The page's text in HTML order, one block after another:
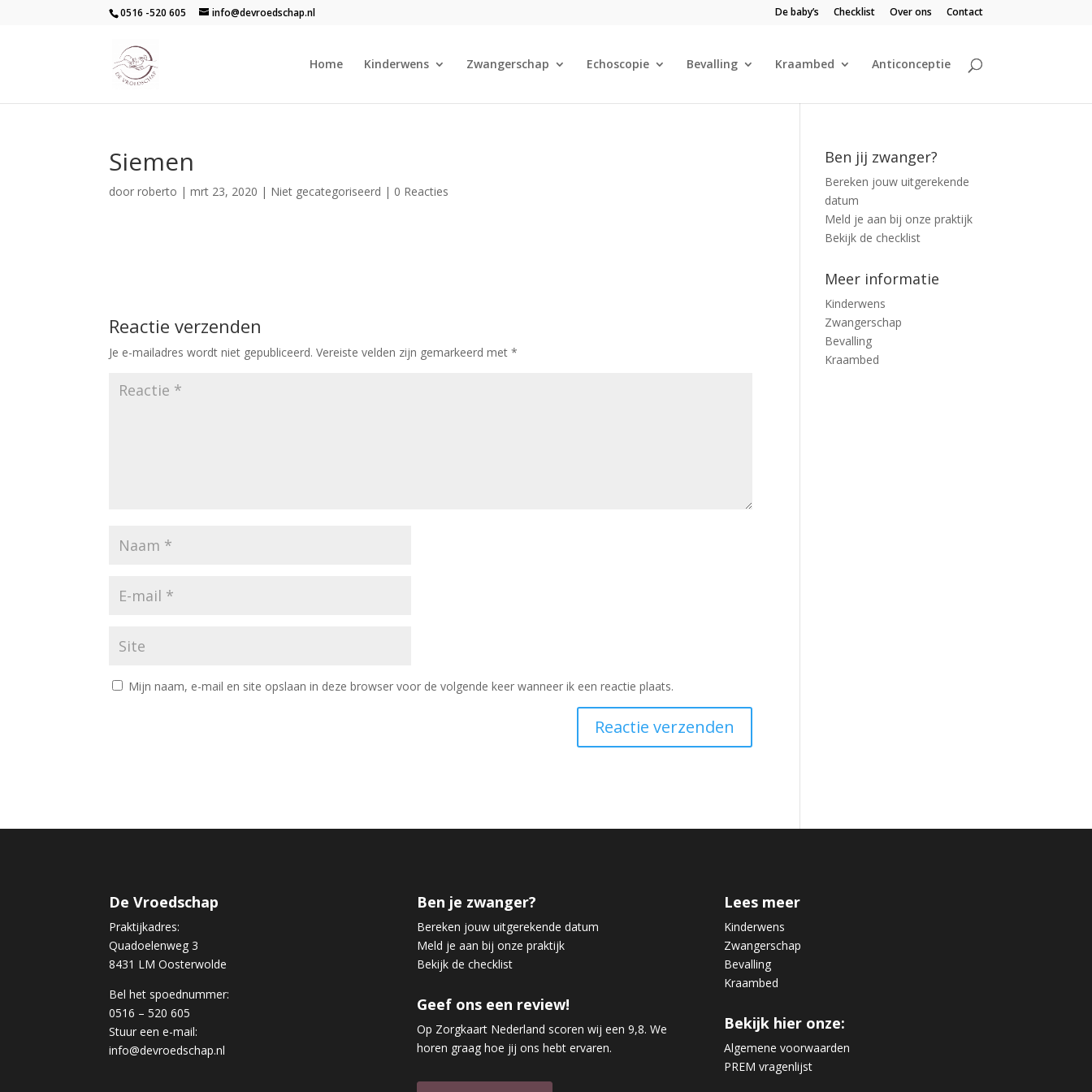
0516 -520 605 info@devroedschap.nl De baby’s Checklist Over ons Contact
Home Kinderwens Zwangerschap Echoscopie Bevalling Kraambed Anticonceptie
Siemen
doorroberto |mrt 23, 2020 | Niet gecategoriseerd | 0 Reacties
Reactie verzenden
Je e-mailadres wordt niet gepubliceerd. Vereiste velden zijn gemarkeerd met*
Mijn naam, e-mail en site opslaan in deze browser voor de volgende keer wanneer ik een reactie plaats.
Ben jij zwanger?
Bereken jouw uitgerekende
datum
Meld je aan bij onze praktijk
Bekijk de checklist
Meer informatie
Kinderwens
Zwangerschap
Bevalling
Kraambed
De Vroedschap
Praktijkadres:
Quadoelenweg 3
8431 LM Oosterwolde
Bel het spoednummer:
0516 – 520 605
Stuur een e-mail:
info@devroedschap.nl
Ben je zwanger?
Bereken jouw uitgerekende datum
Meld je aan bij onze praktijk
Bekijk de checklist
Geef ons een review!
Op Zorgkaart Nederland scoren wij een 9,8. We
horen graag hoe jij ons hebt ervaren.
Lees meer
Kinderwens
Zwangerschap
Bevalling
Kraambed
Bekijk hier onze:
Algemene voorwaarden
PREM vragenlijst